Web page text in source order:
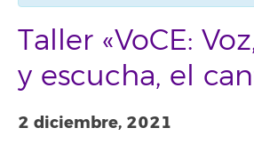
Taller «VoCE:
y escucha, el
2 diciembre, 2021